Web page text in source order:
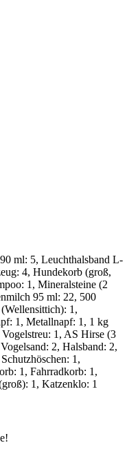
ml: 5, Leuchthalsband L-
4, Hundekorb (groß,
1, Mineralsteine (2
95 ml: 22, 500
1,
1, Metallnapf: 1, 1 kg
1, AS Hirse (3
2, Halsband: 2,
1,
1, Fahrradkorb: 1,
1, Katzenklo: 1